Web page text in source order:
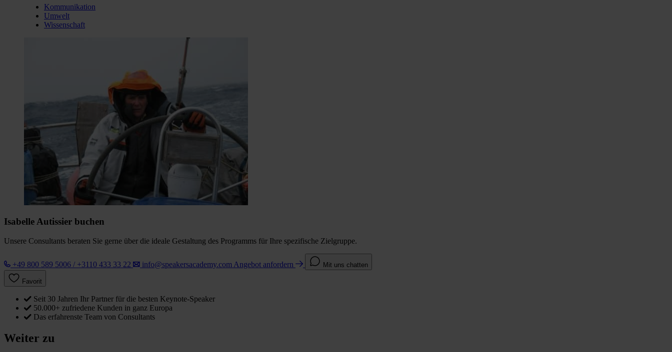
Kommunikation
Umwelt
Wissenschaft
Isabelle Autissier buchen
Unsere Consultants beraten Sie gerne über die ideale Gestaltung des Programms für Ihre spezifische Zielgruppe.
+49 800 589 5006 / +3110 433 33 22 info@speakersacademy.com Angebot anfordern Mit uns chatten
Favorit
Seit 30 Jahren Ihr Partner für die besten Keynote-Speaker
50.000+ zufriedene Kunden in ganz Europa
Das erfahrenste Team von Consultants
Weiter zu